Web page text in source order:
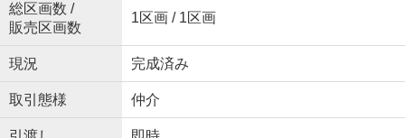
総区画数 /
販売区画数
1区画 / 1区画
現況 完成済み
取引態様 仲介